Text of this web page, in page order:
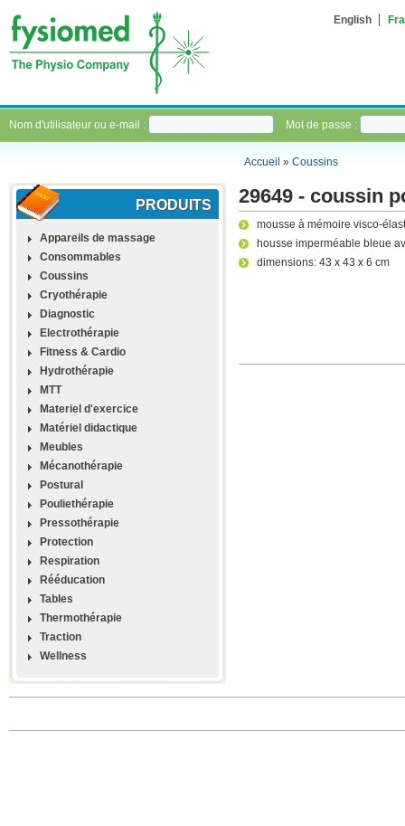
English
Nom d'utilisateur ou e-mail : Mot de passe :
Accueil » Coussins
PRODUITS
Appareils de massage
Consommables
Coussins
Cryothérapie
Diagnostic
Electrothérapie
Fitness & Cardio
Hydrothérapie
MTT
Materiel d'exercice
Matériel didactique
Meubles
Mécanothérapie
Postural
Pouliethérapie
Pressothérapie
Protection
Respiration
Rééducation
Tables
Thermothérapie
Traction
Wellness
29649 - coussin
mousse à mémoire visco-
housse imperméable bleue
dimensions: 43 x 43 x 6 cm